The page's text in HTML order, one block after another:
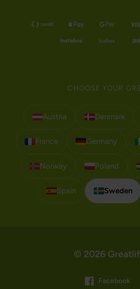
CHOOSE YOUR
Austria Denmark
France Germany
Norway Poland
Spain Sweden
© 2026
Facebook